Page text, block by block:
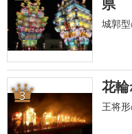
城郭
3 花
王将